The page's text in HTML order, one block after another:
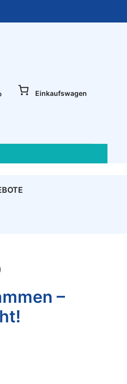
Einkaufswagen
–